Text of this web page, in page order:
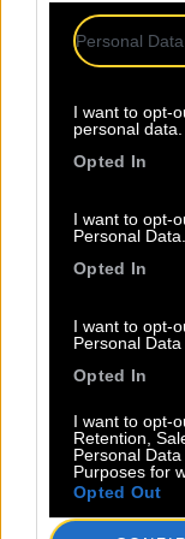
Personal
I want to opt-
personal data.
Opted In
I want to opt-
Personal Data.
Opted In
I want to opt-
Personal Data
Opted In
I want to opt-
Retention,
Personal
Purposes for
Opted Out
French
YACAST
la fois
sincérité
Lire la